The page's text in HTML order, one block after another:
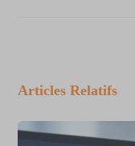
Articles Relatifs